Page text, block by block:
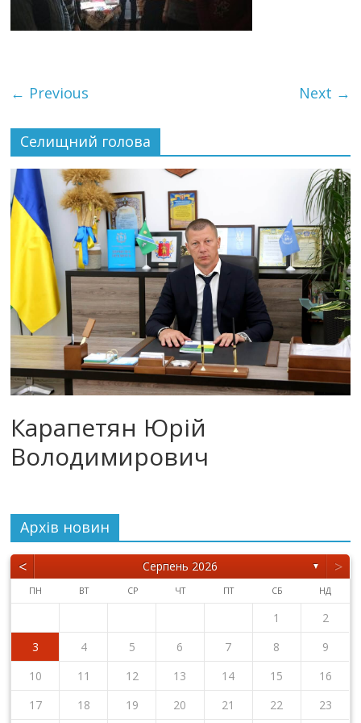
← Previous Next →
Селищний голова
Карапетян Юрій
Володимирович
Архiв новин
< Серпень 2026 ▼ >
ПН ВТ СР ЧТ ПТ СБ НД
1
2
3
4 5 6 7 8
9
10
11 12 13 14 15
16
17
18 19 20 21 22
23